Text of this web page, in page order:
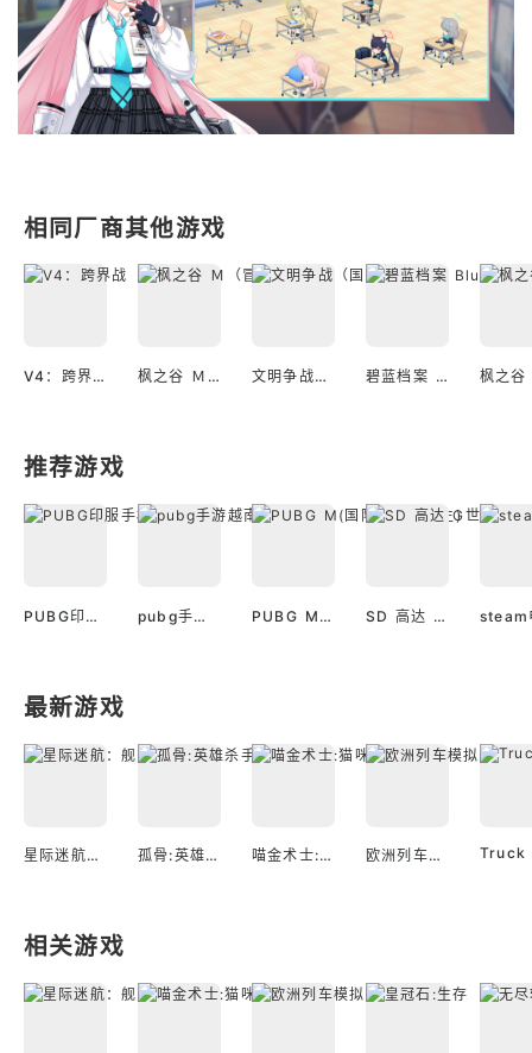
相同厂商其他游戏
V4：跨界战（美服） 枫之谷 Ｍ（冒险岛 日服） 文明争战（国际服） 碧蓝档案 Blue Archive（国际服）
推荐游戏
PUBG印服手机安卓版 pubg手游越南服最新版 PUBG M(国际服绝地求生) SD 高达 G世代 永恒（国际服）
最新游戏
星际迷航：舰队指挥官 孤骨:英雄杀手 喵金术士:猫咪合并大亨 欧洲列车模拟2
相关游戏